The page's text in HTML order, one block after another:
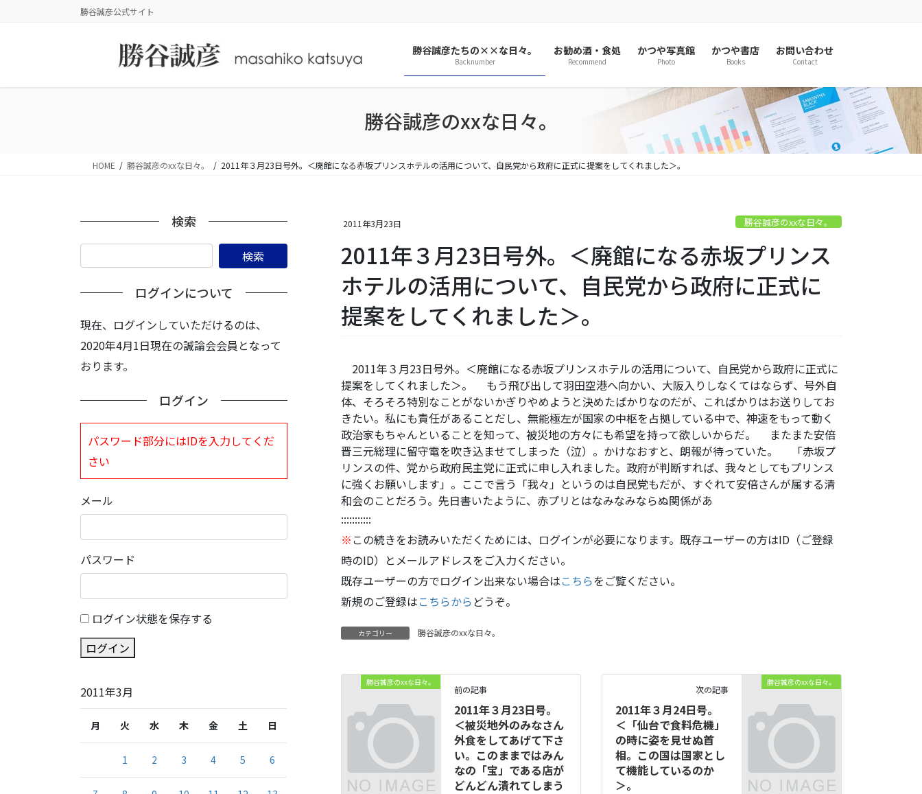
勝谷誠彦公式サイト
勝谷誠彦たちの××な日々。
Backnumber
お勧め酒・食処
Recommend
かつや写真館
Photo
かつや書店
Books
お問い合わせ
Contact
勝谷誠彦のxxな日々。
HOME 勝谷誠彦のxxな日々。 2011年３月23日号外。＜廃館になる赤坂プリンスホテルの活用について、自民党から政府に正式に提案をしてくれました＞。
2011年3月23日 勝谷誠彦のxxな日々。
2011年３月23日号外。＜廃館になる赤坂プリンス
ホテルの活用について、自民党から政府に正式に
提案をしてくれました＞。
2011年３月23日号外。＜廃館になる赤坂プリンスホテルの活用について、自民党から政府に正式に
提案をしてくれました＞。 もう飛び出して羽田空港へ向かい、大阪入りしなくてはならず、号外自
体、そろそろ特別なことがないかぎりやめようと決めたばかりなのだが、こればかりはお送りしてお
きたい。私にも責任があることだし、無能極左が国家の中枢を占拠している中で、神速をもって動く
政治家もちゃんといることを知って、被災地の方々にも希望を持って欲しいからだ。 またまた安倍
晋三元総理に留守電を吹き込ませてしまった（泣）。かけなおすと、朗報が待っていた。 「赤坂プ
リンスの件、党から政府民主党に正式に申し入れました。政府が判断すれば、我々としてもプリンス
に強くお願いします」。ここで言う「我々」というのは自民党もだが、すぐれて安倍さんが属する清
和会のことだろう。先日書いたように、赤プリとはなみなみならぬ関係があ
:::::::::::
※ この続きをお読みいただくためには、ログインが必要になります。既存ユーザーの方はID（ご登録
時のID）とメールアドレスをご入力ください。
既存ユーザーの方でログイン出来ない場合はこちらをご覧ください。
新規のご登録はこちらから どうぞ。
カテゴリー 勝谷誠彦のxxな日々。
勝谷誠彦のxxな日々。
前の記事
2011年３月23日号。
＜被災地外のみなさん
外食をしてあげて下さ
い。このままではみん
なの「宝」である店が
どんどん潰れてしまう
勝谷誠彦のxxな日々。
次の記事
2011年３月24日号。
＜「仙台で食料危機」
の時に姿を見せぬ首
相。この国は国家とし
て機能しているのか
＞。
検索
ログインについて
現在、ログインしていただけるのは、
2020年4月1日現在の誠論会会員となって
おります。
ログイン
パスワード部分にはIDを入力してくだ
さい
メール
パスワード
ログイン状態を保存する
ログイン
2011年3月
月 火 水 木 金 土 日
1 2 3 4 5 6